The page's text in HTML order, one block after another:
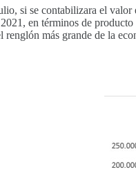
si se contabilizara el
en términos de
más grande de la